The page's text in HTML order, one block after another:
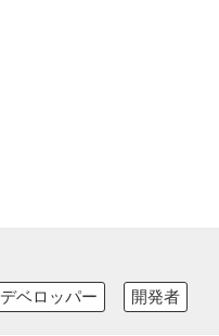
デベロッパー 開発者